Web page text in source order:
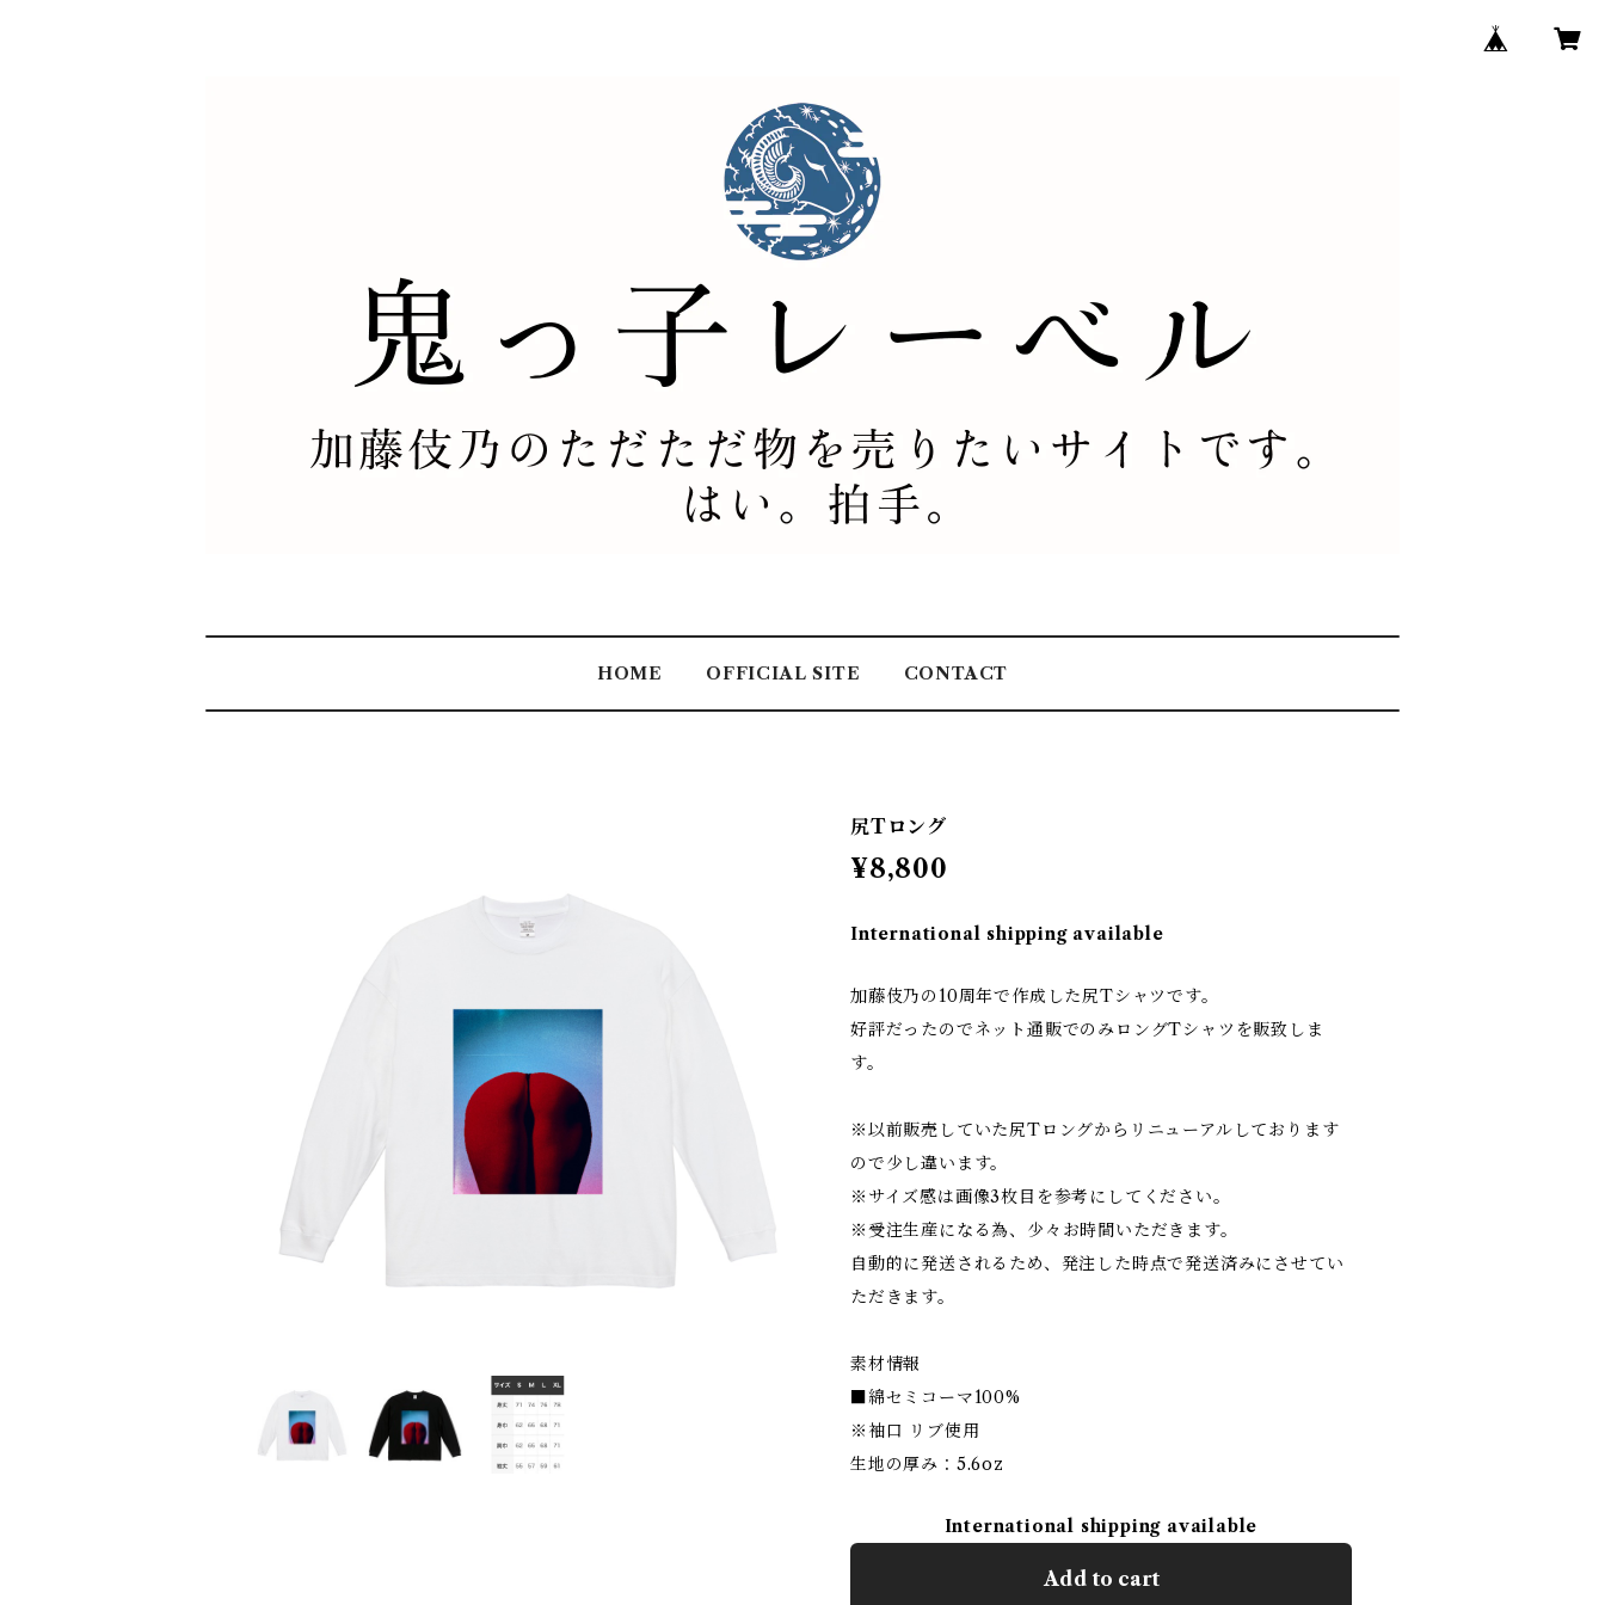
HOME OFFICIAL SITE CONTACT
尻Tロング
¥8,800
International shipping available
加藤伎乃の10周年で作成した尻Tシャツです。
好評だったのでネット通販でのみロングTシャツを販致しま
す。
※以前販売していた尻Tロングからリニューアルしております
ので少し違います。
※サイズ感は画像3枚目を参考にしてください。
※受注生産になる為、少々お時間いただきます。
自動的に発送されるため、発注した時点で発送済みにさせてい
ただきます。
素材情報
■綿セミコーマ100%
※袖口 リブ使用
生地の厚み：5.6oz
International shipping available
Add to cart